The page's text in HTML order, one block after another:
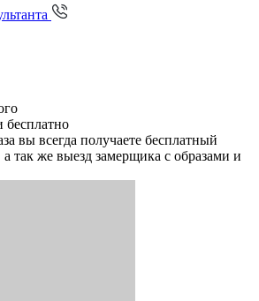
бесплатно
вы всегда получаете бесплатный
так же выезд замерщика с образами и